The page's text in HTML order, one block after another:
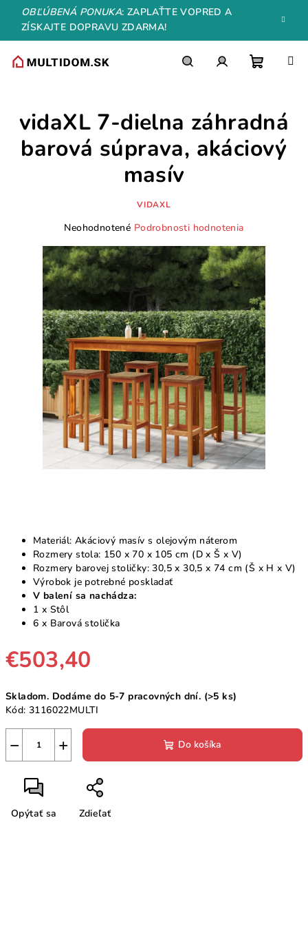
Prejsť
obsah
OBĽÚBENÁ PONUKA: ZAPLAŤTE VOPRED A
ZÍSKAJTE DOPRAVU ZDARMA!
košík
Materiál: Akáciový masív s olejovým náterom
Rozmery stola: 150 x 70 x 105 cm (D x Š x V)
Rozmery barovej stoličky: 30,5 x 30,5 x 74 cm (Š x H x V)
Výrobok je potrebné poskladať
V balení sa nachádza:
1 x Stôl
6 x Barová stolička
€503,40
cena:
Skladom. Dodáme do 5-7 pracovných dní. (>5 ks)
Kód: 3116022MULTI
+
− Do košíka
Opýtať sa Zdieľať
vidaXL 7-dielna záhradná
barová súprava, akáciový
masív
VIDAXL
Priemerné
produktu
je
0,0
z
5
hviezdičiek.
Neohodnotené Podrobnosti hodnotenia